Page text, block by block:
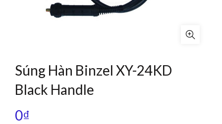
Súng Hàn Binzel XY-24KD
Black Handle
0₫